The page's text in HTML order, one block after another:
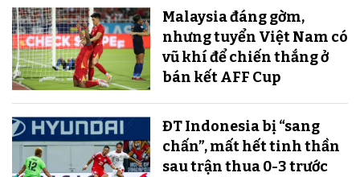
Malaysia đáng gờm,
nhưng tuyển Việt Nam có
vũ khí để chiến thắng ở
bán kết AFF Cup
ĐT Indonesia bị “sang
chấn”, mất hết tinh thần
sau trận thua 0-3 trước